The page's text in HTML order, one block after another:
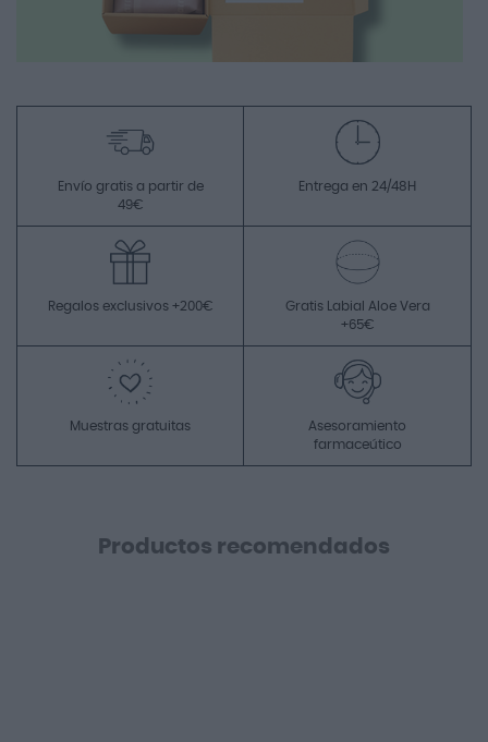
Envío gratis a partir de
49€
Entrega en 24/48H
Regalos exclusivos +200€
Gratis Labial Aloe Vera
+65€
Muestras gratuitas
Asesoramiento
farmaceútico
Productos recomendados